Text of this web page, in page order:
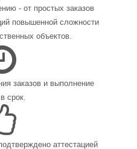
- от простых заказов
повышенной сложности
объектов.
заказов и выполнение
срок.
аттестацией